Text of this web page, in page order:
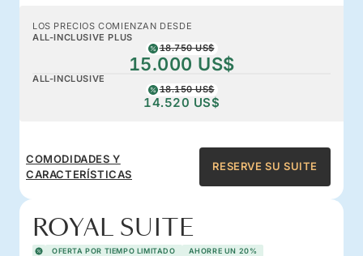
LOS PRECIOS COMIENZAN DESDE
ALL-INCLUSIVE PLUS
18.750 US$
15.000 US$
ALL-INCLUSIVE
18.150 US$
14.520 US$
COMODIDADES Y
CARACTERÍSTICAS
RESERVE SU SUITE
ROYAL SUITE
OFERTA POR TIEMPO LIMITADO AHORRE UN 20%